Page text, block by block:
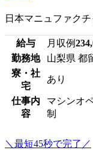
日本マニュファク
給与 月収例
勤務地
山梨県 都
寮・社
宅
あり
仕事内
容
マシンオ
制
＼最短45秒で完了／